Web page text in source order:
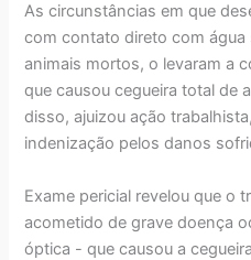
As circunstâncias em que
com contato direto com água
animais mortos, o levaram a
que causou cegueira total de
disso, ajuizou ação
indenização pelos danos
Exame pericial revelou que o
acometido de grave doença
óptica - que causou a